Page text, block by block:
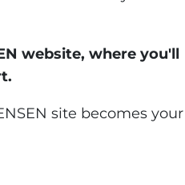
Estado /
website, where you'll
site becomes your